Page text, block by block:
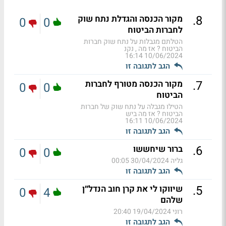
8
.
מקור הכנסה והגדלת נתח שוק
לחברות הביטוח
הטלתם מגבלות על נתח שוק חברות
הביטוח ? אז מה , נקנ
10/06/2024 16:14
הגב לתגובה זו
0
0
7
.
מקור הכנסה מטורף לחברות
הביטוח
הטילו מגבלה על נתח שוק של חברות
הביטוח ? אז מה ביש
10/06/2024 16:11
הגב לתגובה זו
0
0
6
. ברור שיחששו
גליה30/04/2024 00:05
הגב לתגובה זו
0
0
5
.
שיווקו לי את קרן חוב הנדל״ן
שלהם
רוני19/04/2024 20:40
הגב לתגובה זו
4
0